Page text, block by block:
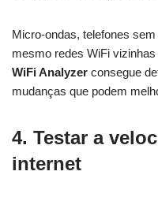
Micro-ondas, telefones
mesmo redes WiFi
WiFi Analyzer consegue
mudanças que podem
4. Testar a
internet